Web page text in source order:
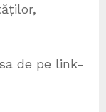
de pe link-